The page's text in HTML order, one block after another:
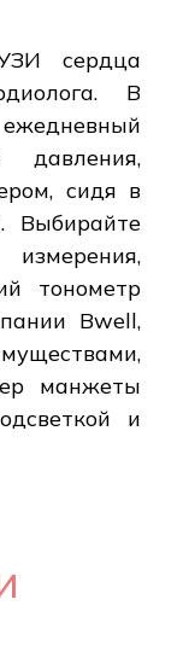
сердца
В
давления,
сидя в
Выбирайте
тонометр
Bwell,
манжеты
и